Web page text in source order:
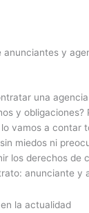
anunciantes y
una
y obligaciones?
vamos a contar
miedos ni
los derechos de
anunciante y
la actualidad